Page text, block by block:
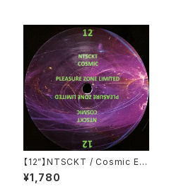
【12”】NTSCKT / Cosmic EP
(Pleasure Zone Limited) (P
LZ012LTD)
¥1,780